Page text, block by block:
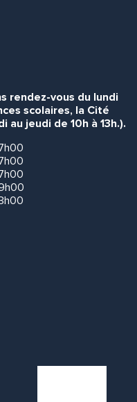
rendez-vous du lundi
scolaires, la Cité
jeudi de 10h à 13h.).